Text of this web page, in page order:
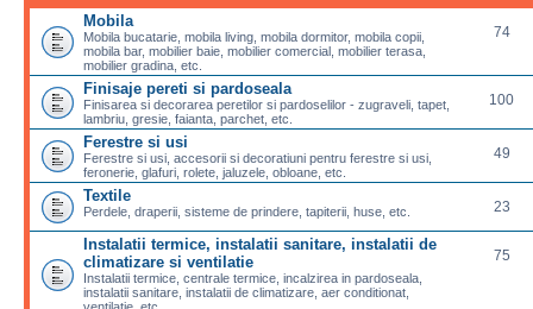
Mobila
Mobila bucatarie, mobila living, mobila dormitor, mobila copii,
mobila bar, mobilier baie, mobilier comercial, mobilier terasa,
mobilier gradina, etc.
74
Finisaje pereti si pardoseala
Finisarea si decorarea peretilor si pardoselilor - zugraveli, tapet,
lambriu, gresie, faianta, parchet, etc.
100
Ferestre si usi
Ferestre si usi, accesorii si decoratiuni pentru ferestre si usi,
feronerie, glafuri, rolete, jaluzele, obloane, etc.
49
Textile
Perdele, draperii, sisteme de prindere, tapiterii, huse, etc. 23
Instalatii termice, instalatii sanitare, instalatii de
climatizare si ventilatie
Instalatii termice, centrale termice, incalzirea in pardoseala,
instalatii sanitare, instalatii de climatizare, aer conditionat,
ventilatie, etc.
75